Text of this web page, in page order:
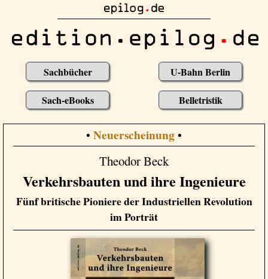
Sachbücher U-Bahn Berlin
Sach-eBooks Belletristik
• Neuerscheinung •
Theodor Beck
Verkehrsbauten und ihre Ingenieure
Fünf britische Pioniere der Industriellen Revolution
im Porträt